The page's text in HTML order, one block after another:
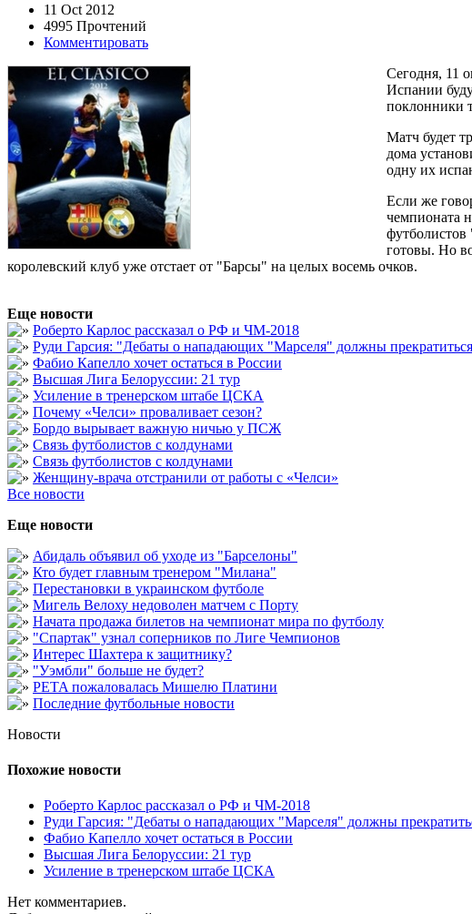
11 Oct 2012
4995 Прочтений
Комментировать
Сегодня, 11
Испании
поклонники
Матч будет
дома
одну их
Если же
чемпионата
готовы. Но
королевский клуб уже отстает от "Барсы" на целых восемь очков.
Еще новости
Роберто Карлос рассказал о РФ и ЧМ-2018
Руди Гарсия: "Дебаты о нападающих "Марселя" должны
Фабио Капелло хочет остаться в России
Высшая Лига Белоруссии: 21 тур
Усиление в тренерском штабе ЦСКА
Почему «Челси» проваливает сезон?
Бордо вырывает важную ничью у ПСЖ
Связь футболистов с колдунами
Связь футболистов с колдунами
Женщину-врача отстранили от работы с «Челси»
Все новости
Еще новости
Абидаль объявил об уходе из "Барселоны"
Кто будет главным тренером "Милана"
Перестановки в украинском футболе
Мигель Велоху недоволен матчем с Порту
Начата продажа билетов на чемпионат мира по футболу
"Спартак" узнал соперников по Лиге Чемпионов
Интерес Шахтера к защитнику?
"Уэмбли" больше не будет?
PETA пожаловалась Мишелю Платини
Последние футбольные новости
Новости
Похожие новости
Роберто Карлос рассказал о РФ и ЧМ-2018
Руди Гарсия: "Дебаты о нападающих "Марселя" должны
Фабио Капелло хочет остаться в России
Высшая Лига Белоруссии: 21 тур
Усиление в тренерском штабе ЦСКА
Нет комментариев.